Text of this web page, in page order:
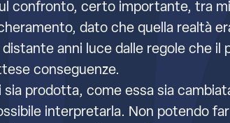
confronto, certo importante, tra
dato che quella realtà
anni luce dalle regole che il
conseguenze.
prodotta, come essa sia
interpretarla. Non potendo